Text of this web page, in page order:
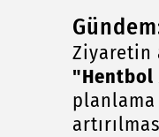
Ziyaretin
"Hentbol
planlama